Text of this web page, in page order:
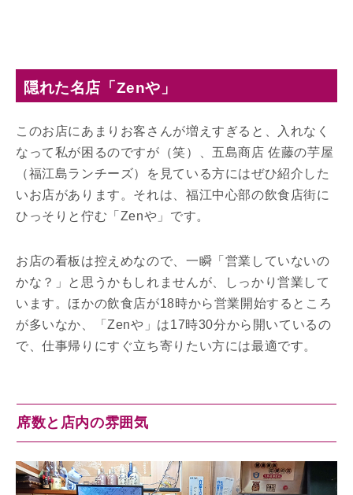
隠れた名店「Zenや」
このお店にあまりお客さんが増えすぎると、入れなく
なって私が困るのですが（笑）、五島商店 佐藤の芋屋
（福江島ランチーズ）を見ている方にはぜひ紹介した
いお店があります。それは、福江中心部の飲食店街に
ひっそりと佇む「Zenや」です。
お店の看板は控えめなので、一瞬「営業していないの
かな？」と思うかもしれませんが、しっかり営業して
います。ほかの飲食店が18時から営業開始するところ
が多いなか、「Zenや」は17時30分から開いているの
で、仕事帰りにすぐ立ち寄りたい方には最適です。
席数と店内の雰囲気